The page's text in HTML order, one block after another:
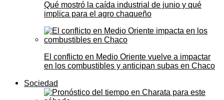
Qué mostró la caída industrial de junio y qué
implica para el agro chaqueño
El conflicto en Medio Oriente vuelve a impactar
en los combustibles y anticipan subas en Chaco
Sociedad